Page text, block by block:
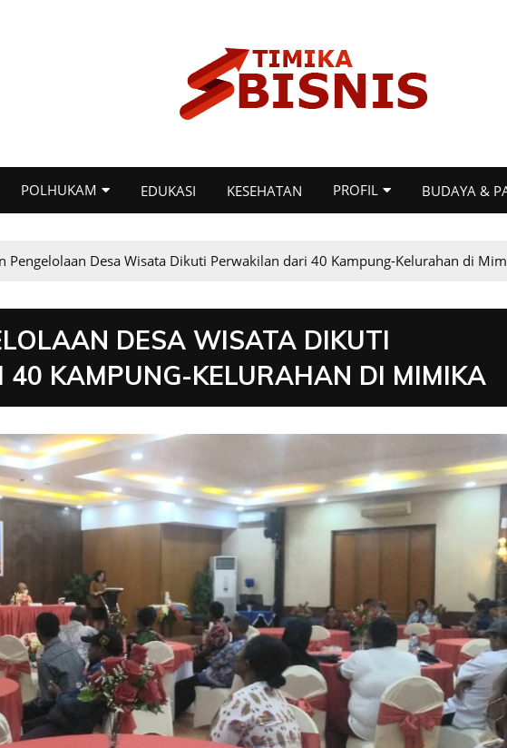
POLHUKAM EDUKASI KESEHATAN PROFIL BUDAYA &
Pengelolaan Desa Wisata Dikuti Perwakilan dari 40 Kampung-Kelurahan di
DESA WISATA DIKUTI
40 KAMPUNG-KELURAHAN DI MIMIKA